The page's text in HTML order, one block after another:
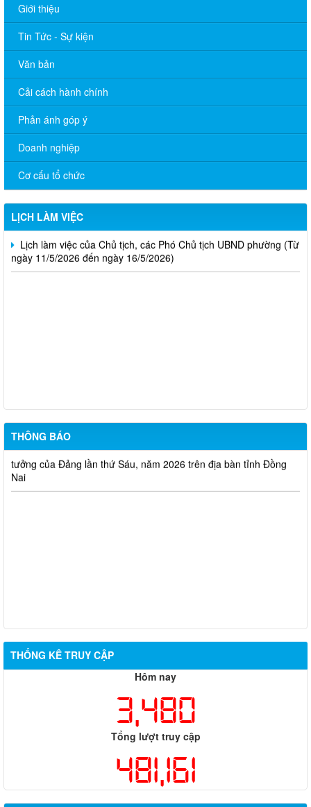
Giới thiệu
Tin Tức - Sự kiện
Văn bản
Cải cách hành chính
Phản ánh góp ý
Doanh nghiệp
Cơ cấu tổ chức
LỊCH LÀM VIỆC
THÔNG BÁO Lịch làm việc của Chủ tịch, các Phó Chủ tịch
UBND phường (Từ ngày 08/6/2026 đến ngày 13/6/2026)
CHƯƠNG TRÌNH LÀM VIỆC TUẦN 21 CỦA THƯỜNG TRỰC
ĐẢNG UỶ Từ ngày 18/5/2026 đến 22/5/2026
ngày 18/5/2026 đến ngày 23/5/2026)
Lịch làm việc của Chủ tịch, các Phó Chủ tịch UBND phường (Từ
ngày 11/5/2026 đến ngày 16/5/2026)
THÔNG BÁO
Đồng Nai phát động Cuộc thi chính luận về bảo vệ nền tảng tư
tưởng của Đảng lần thứ Sáu, năm 2026 trên địa bàn tỉnh Đồng
Nai
THỐNG KÊ TRUY CẬP
Hôm nay
3,480
Tổng lượt truy cập
481,161